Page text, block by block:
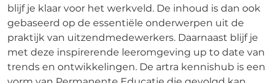
blijf je klaar voor het werkveld. De inhoud is dan ook
gebaseerd op de essentiële onderwerpen uit de
praktijk van uitzendmedewerkers. Daarnaast blijf je
met deze inspirerende leeromgeving up to date van
trends en ontwikkelingen. De artra kennishub is een